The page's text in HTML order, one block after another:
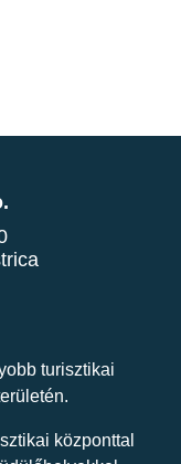
turisztikai
központtal